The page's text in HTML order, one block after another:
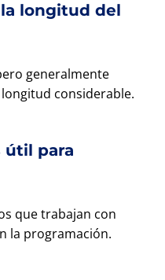
longitud del
generalmente
considerable.
útil para
que trabajan con
la programación.